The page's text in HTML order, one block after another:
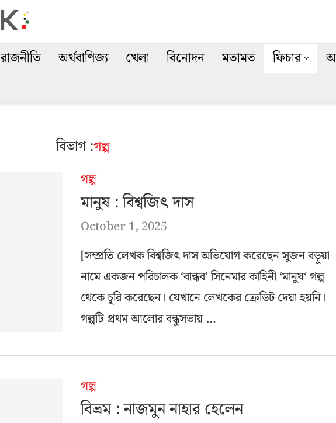
রাজনীতি অর্থবাণিজ্য খেলা বিনোদন মতামত ফিচার
বিভাগ :গল্প
গল্প
মানুষ : বিশ্বজিৎ দাস
October 1, 2025
[সম্প্রতি লেখক বিশ্বজিৎ দাস অভিযোগ করেছেন সুজন বড়ুয়া
নামে একজন পরিচালক ‘বান্ধব’ সিনেমার কাহিনী ‘মানুষ‘ গল্প
থেকে চুরি করেছেন। যেখানে লেখকের ক্রেডিট দেয়া হয়নি।
গল্পটি প্রথম আলোর বন্ধুসভায় …
গল্প
বিভ্রম : নাজমুন নাহার হেলেন